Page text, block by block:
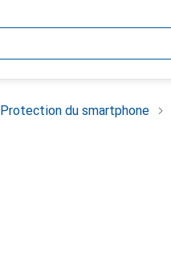
Protection du smartphone